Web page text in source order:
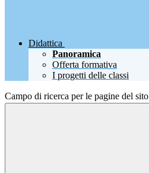
Didattica
Panoramica
Offerta formativa
I progetti delle classi
Campo di ricerca per le pagine del sito